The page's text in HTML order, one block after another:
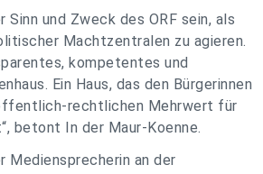
Sinn und Zweck des ORF sein, als
Machtzentralen zu agieren.
kompetentes und
Ein Haus, das den Bürgerinnen
rechtlichen Mehrwert für
betont In der Maur-Koenne.
Mediensprecherin an der